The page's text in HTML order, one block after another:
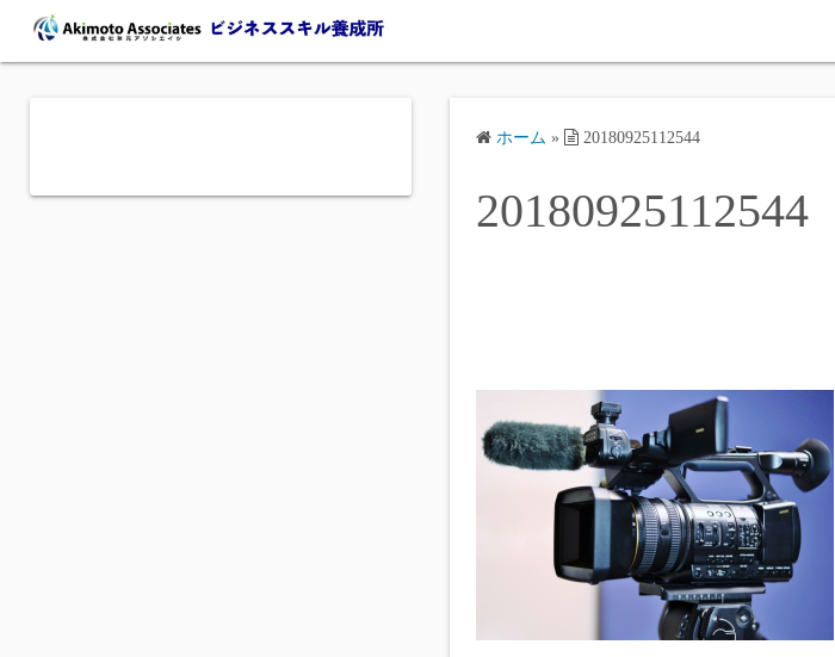
ホーム » 20180925112544
20180925112544